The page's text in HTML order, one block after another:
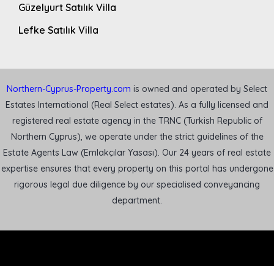
Güzelyurt Satılık Villa
Lefke Satılık Villa
Northern-Cyprus-Property.com is owned and operated by Select
Estates International (Real Select estates). As a fully licensed and
registered real estate agency in the TRNC (Turkish Republic of
Northern Cyprus), we operate under the strict guidelines of the
Estate Agents Law (Emlakçılar Yasası). Our 24 years of real estate
expertise ensures that every property on this portal has undergone
rigorous legal due diligence by our specialised conveyancing
department.